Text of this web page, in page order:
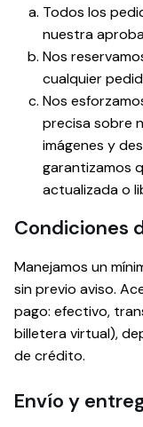
Todos los
nuestra
Nos
cualquier
Nos
precisa sobre
imágenes y
garantizamos
actualizada o
Condiciones
Manejamos un
sin previo aviso.
pago: efectivo,
billetera virtual),
de crédito.
Envío y